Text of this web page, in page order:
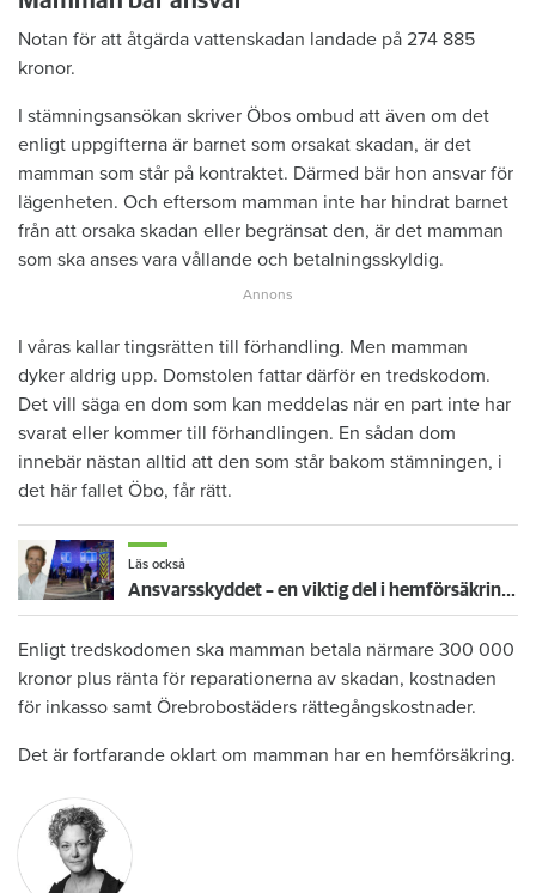
Notan för att åtgärda vattenskadan landade på 274 885
kronor.
I stämningsansökan skriver Öbos ombud att även om det
enligt uppgifterna är barnet som orsakat skadan, är det
mamman som står på kontraktet. Därmed bär hon ansvar för
lägenheten. Och eftersom mamman inte har hindrat barnet
från att orsaka skadan eller begränsat den, är det mamman
som ska anses vara vållande och betalningsskyldig.
I våras kallar tingsrätten till förhandling. Men mamman
dyker aldrig upp. Domstolen fattar därför en tredskodom.
Det vill säga en dom som kan meddelas när en part inte har
svarat eller kommer till förhandlingen. En sådan dom
innebär nästan alltid att den som står bakom stämningen, i
det här fallet Öbo, får rätt.
Läs också
Ansvarsskyddet – en viktig del i hemförsäkringen
Enligt tredskodomen ska mamman betala närmare 300 000
kronor plus ränta för reparationerna av skadan, kostnaden
för inkasso samt Örebrobostäders rättegångskostnader.
Det är fortfarande oklart om mamman har en hemförsäkring.